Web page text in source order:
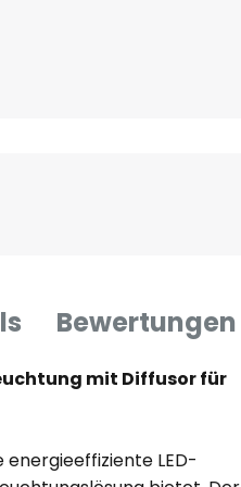
Bewertungen
mit Diffusor für
energieeffiziente LED-